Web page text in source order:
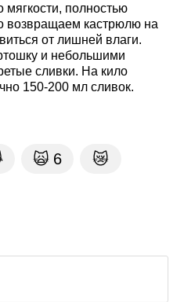
полностью
возвращаем кастрюлю на
от лишней влаги.
и небольшими
сливки. На кило
150-200 мл сливок.
🙀 6 😿